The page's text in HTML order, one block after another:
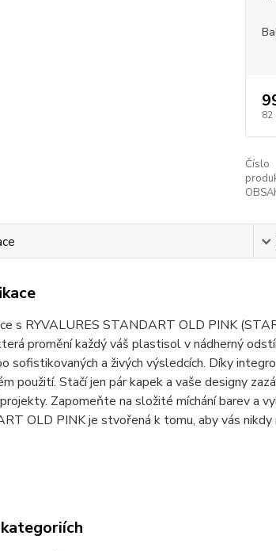
82
Číslo
s RYVALURES STANDART OLD PINK
promění každý váš plastisol v nádherný
sofistikovaných a živých výsledcích. Díky
použití. Stačí jen pár kapek a vaše designy
Zapomeňte na složité míchání barev a
OLD PINK je stvořená k tomu, aby vás nikdy